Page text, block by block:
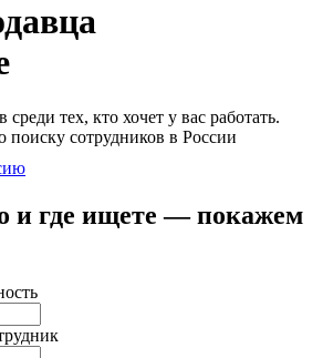
тех, кто хочет у вас работать.
поиску сотрудников в России
и где ищете — покажем